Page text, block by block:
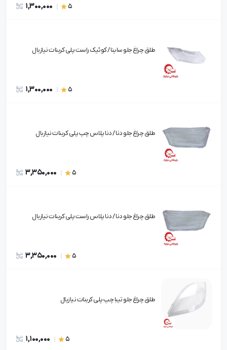
5
1,300,000
طلق چراغ جلو ساینا / کوئیک راست پلی کربنات نیازبال
5
1,300,000
طلق چراغ جلو دنا / دنا پلاس چپ پلی کربنات نیازبال
5
3,350,000
طلق چراغ جلو دنا / دنا پلاس راست پلی کربنات نیازبال
5
3,350,000
طلق چراغ جلو تیبا چپ پلی کربنات نیازبال
5
1,100,000